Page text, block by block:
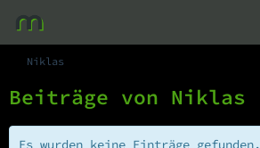
Niklas
Beiträge von Niklas
Es wurden keine Einträge gefunden.